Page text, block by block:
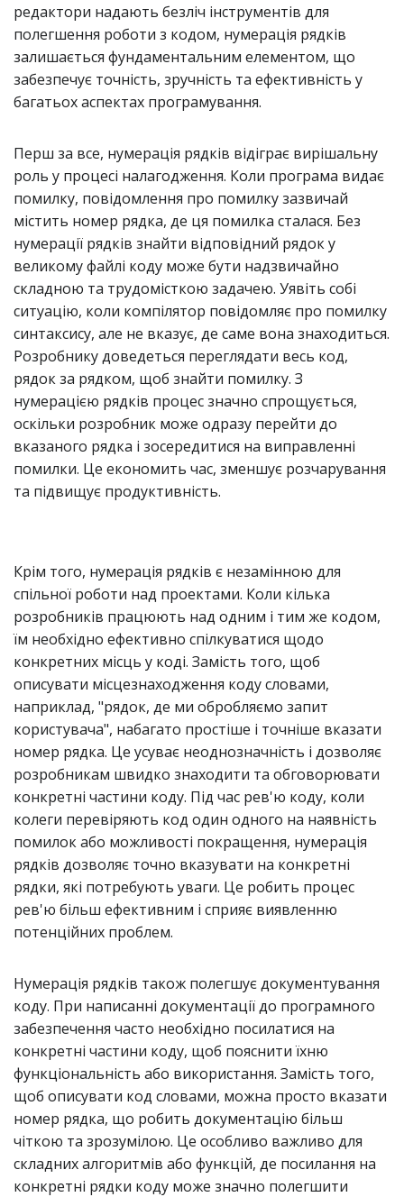
редактори надають безліч інструментів для
полегшення роботи з кодом, нумерація рядків
залишається фундаментальним елементом, що
забезпечує точність, зручність та ефективність у
багатьох аспектах програмування.
Перш за все, нумерація рядків відіграє вирішальну
роль у процесі налагодження. Коли програма видає
помилку, повідомлення про помилку зазвичай
містить номер рядка, де ця помилка сталася. Без
нумерації рядків знайти відповідний рядок у
великому файлі коду може бути надзвичайно
складною та трудомісткою задачею. Уявіть собі
ситуацію, коли компілятор повідомляє про помилку
синтаксису, але не вказує, де саме вона знаходиться.
Розробнику доведеться переглядати весь код,
рядок за рядком, щоб знайти помилку. З
нумерацією рядків процес значно спрощується,
оскільки розробник може одразу перейти до
вказаного рядка і зосередитися на виправленні
помилки. Це економить час, зменшує розчарування
та підвищує продуктивність.
Крім того, нумерація рядків є незамінною для
спільної роботи над проектами. Коли кілька
розробників працюють над одним і тим же кодом,
їм необхідно ефективно спілкуватися щодо
конкретних місць у коді. Замість того, щоб
описувати місцезнаходження коду словами,
наприклад, "рядок, де ми обробляємо запит
користувача", набагато простіше і точніше вказати
номер рядка. Це усуває неоднозначність і дозволяє
розробникам швидко знаходити та обговорювати
конкретні частини коду. Під час рев'ю коду, коли
колеги перевіряють код один одного на наявність
помилок або можливості покращення, нумерація
рядків дозволяє точно вказувати на конкретні
рядки, які потребують уваги. Це робить процес
рев'ю більш ефективним і сприяє виявленню
потенційних проблем.
Нумерація рядків також полегшує документування
коду. При написанні документації до програмного
забезпечення часто необхідно посилатися на
конкретні частини коду, щоб пояснити їхню
функціональність або використання. Замість того,
щоб описувати код словами, можна просто вказати
номер рядка, що робить документацію більш
чіткою та зрозумілою. Це особливо важливо для
складних алгоритмів або функцій, де посилання на
конкретні рядки коду може значно полегшити